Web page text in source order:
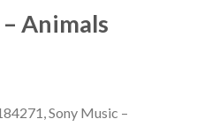
Animals
Sony Music –